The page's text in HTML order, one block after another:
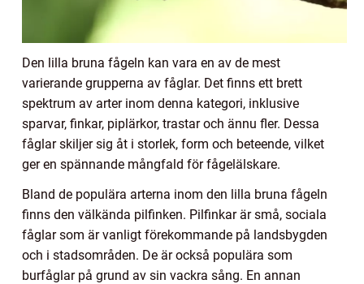
Den lilla bruna fågeln kan vara en av de mest
varierande grupperna av fåglar. Det finns ett brett
spektrum av arter inom denna kategori, inklusive
sparvar, finkar, piplärkor, trastar och ännu fler. Dessa
fåglar skiljer sig åt i storlek, form och beteende, vilket
ger en spännande mångfald för fågelälskare.
Bland de populära arterna inom den lilla bruna fågeln
finns den välkända pilfinken. Pilfinkar är små, sociala
fåglar som är vanligt förekommande på landsbygden
och i stadsområden. De är också populära som
burfåglar på grund av sin vackra sång. En annan